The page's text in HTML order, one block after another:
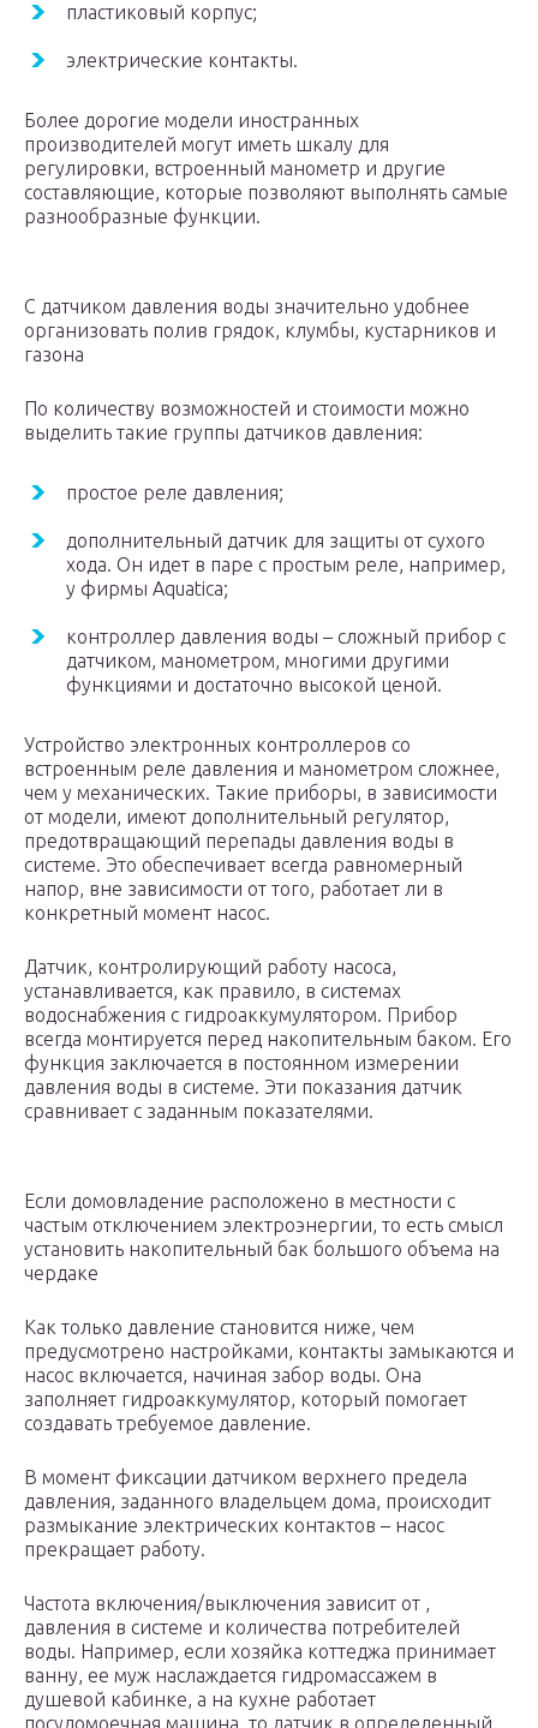
пластиковый корпус;
электрические контакты.
Более дорогие модели иностранных
производителей могут иметь шкалу для
регулировки, встроенный манометр и другие
составляющие, которые позволяют выполнять самые
разнообразные функции.
С датчиком давления воды значительно удобнее
организовать полив грядок, клумбы, кустарников и
газона
По количеству возможностей и стоимости можно
выделить такие группы датчиков давления:
простое реле давления;
дополнительный датчик для защиты от сухого
хода. Он идет в паре с простым реле, например,
у фирмы Aquatica;
контроллер давления воды – сложный прибор с
датчиком, манометром, многими другими
функциями и достаточно высокой ценой.
Устройство электронных контроллеров со
встроенным реле давления и манометром сложнее,
чем у механических. Такие приборы, в зависимости
от модели, имеют дополнительный регулятор,
предотвращающий перепады давления воды в
системе. Это обеспечивает всегда равномерный
напор, вне зависимости от того, работает ли в
конкретный момент насос.
Датчик, контролирующий работу насоса,
устанавливается, как правило, в системах
водоснабжения с гидроаккумулятором. Прибор
всегда монтируется перед накопительным баком. Его
функция заключается в постоянном измерении
давления воды в системе. Эти показания датчик
сравнивает с заданным показателями.
Если домовладение расположено в местности с
частым отключением электроэнергии, то есть смысл
установить накопительный бак большого объема на
чердаке
Как только давление становится ниже, чем
предусмотрено настройками, контакты замыкаются и
насос включается, начиная забор воды. Она
заполняет гидроаккумулятор, который помогает
создавать требуемое давление.
В момент фиксации датчиком верхнего предела
давления, заданного владельцем дома, происходит
размыкание электрических контактов – насос
прекращает работу.
Частота включения/выключения зависит от ,
давления в системе и количества потребителей
воды. Например, если хозяйка коттеджа принимает
ванну, ее муж наслаждается гидромассажем в
душевой кабинке, а на кухне работает
посудомоечная машина, то датчик в определенный